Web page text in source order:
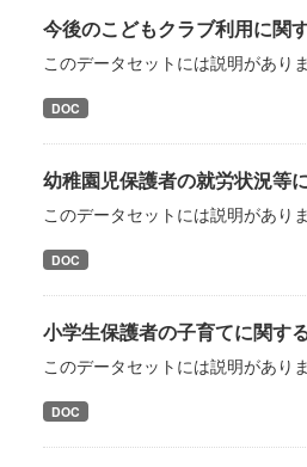
今後のこどもクラブ利用に関
このデータセットには説明があり
DOC
幼稚園児保護者の就労状況等
このデータセットには説明があり
DOC
小学生保護者の子育てに関す
このデータセットには説明があり
DOC